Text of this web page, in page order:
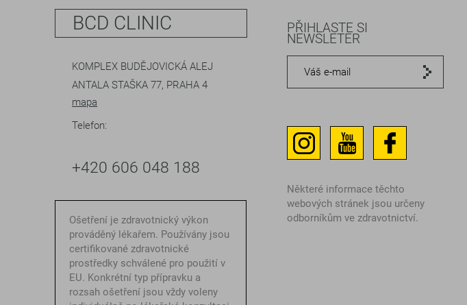
BCD CLINIC
KOMPLEX BUDĚJOVICKÁ ALEJ
ANTALA STAŠKA 77, PRAHA 4
mapa
Telefon:
+420 606 048 188
Ošetření je zdravotnický výkon
prováděný lékařem. Používány jsou
certifikované zdravotnické
prostředky schválené pro použití v
EU. Konkrétní typ přípravku a
rozsah ošetření jsou vždy voleny
PŘIHLASTE SI
NEWSLETER
Některé informace těchto
webových stránek jsou určeny
odborníkům ve zdravotnictví.